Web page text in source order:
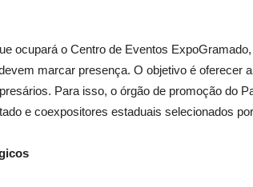
ocupará o Centro de Eventos
marcar presença. O objetivo é oferecer
Para isso, o órgão de promoção do
e coexpositores estaduais selecionados